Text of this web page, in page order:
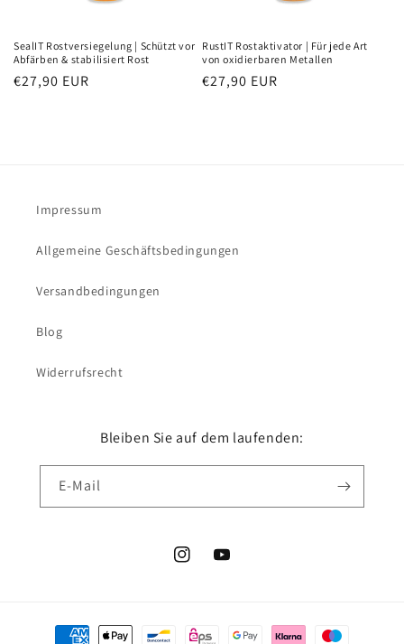
SealIT Rostversiegelung | Schützt vor
Abfärben & stabilisiert Rost
Normaler
€27,90 EUR
RustIT Rostaktivator | Für jede Art
von oxidierbaren Metallen
Normaler
€27,90 EUR
Impressum
Allgemeine Geschäftsbedingungen
Versandbedingungen
Blog
Widerrufsrecht
Bleiben Sie auf dem laufenden:
E-Mail
InstagramYouTube
Zahlungsmethoden